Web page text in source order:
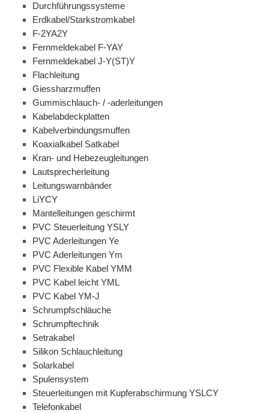
Durchführungssysteme
Erdkabel/Starkstromkabel
F-2YA2Y
Fernmeldekabel F-YAY
Fernmeldekabel J-Y(ST)Y
Flachleitung
Giessharzmuffen
Gummischlauch- / -aderleitungen
Kabelabdeckplatten
Kabelverbindungsmuffen
Koaxialkabel Satkabel
Kran- und Hebezeugleitungen
Lautsprecherleitung
Leitungswarnbänder
LiYCY
Mantelleitungen geschirmt
PVC Steuerleitung YSLY
PVC Aderleitungen Ye
PVC Aderleitungen Ym
PVC Flexible Kabel YMM
PVC Kabel leicht YML
PVC Kabel YM-J
Schrumpfschläuche
Schrumpftechnik
Setrakabel
Silikon Schlauchleitung
Solarkabel
Spulensystem
Steuerleitungen mit Kupferabschirmung YSLCY
Telefonkabel